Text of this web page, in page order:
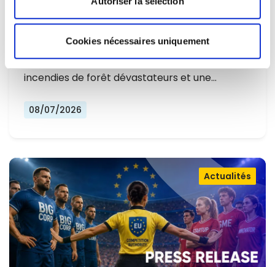
Cookies nécessaires uniquement
L'EUROPE NE PEUT PLUS SE
CONTENTER DE RÉAGIR ET DOIT SE
PRÉPARER
Alors que l'Europe connaît un nouvel été
marqué par des températures record, des
incendies de forêt dévastateurs et une…
08/07/2026
Actualités